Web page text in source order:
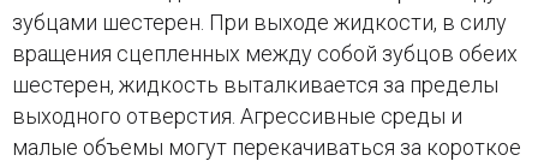
зубцами шестерен. При выходе жидкости, в силу
вращения сцепленных между собой зубцов обеих
шестерен, жидкость выталкивается за пределы
выходного отверстия. Агрессивные среды и
малые объемы могут перекачиваться за короткое